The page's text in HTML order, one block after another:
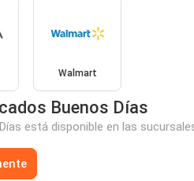
Walmart
Buenos Días
está disponible en las